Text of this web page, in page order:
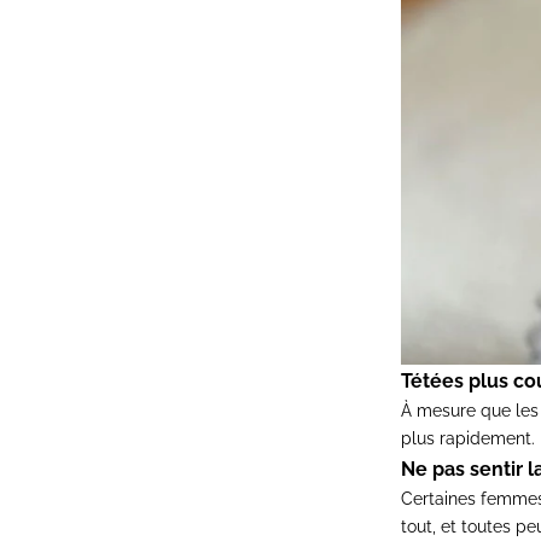
Tétées plus
À mesure que
plus rapidement.
Ne pas sentir
Certaines
tout, et toutes